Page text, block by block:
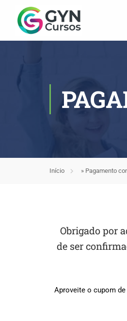
Início » Pagamento
Obrigado por
de ser
Aproveite o cupom